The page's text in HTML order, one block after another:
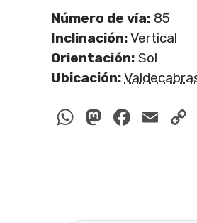
Número de vía: 85
Inclinación:Vertical
Orientación: Sol
Ubicación:
WhatsApp
Mastodon